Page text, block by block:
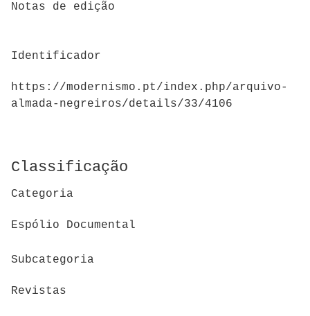
Notas de edição
Identificador
https://modernismo.pt/index.php/arquivo-
almada-negreiros/details/33/4106
Classificação
Categoria
Espólio Documental
Subcategoria
Revistas